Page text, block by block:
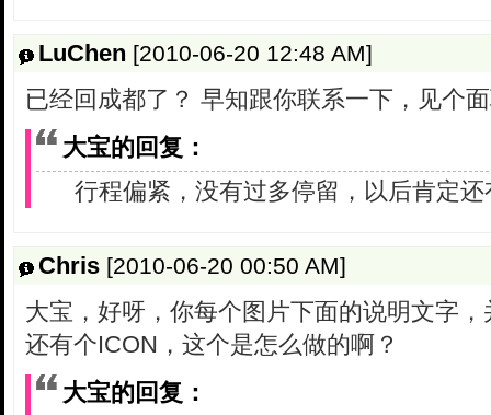
LuChen [2010-06-20 12:48 AM]
已经回成都了？ 早知跟你联系一下，见个
大宝的回复：
行程偏紧，没有过多停留，以后肯定
Chris [2010-06-20 00:50 AM]
大宝，好呀，你每个图片下面的说明文字
还有个ICON，这个是怎么做的啊？
大宝的回复：